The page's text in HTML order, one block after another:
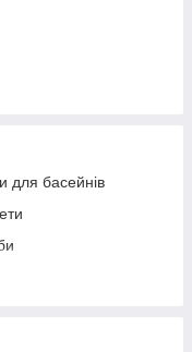
для басейнів
виробів